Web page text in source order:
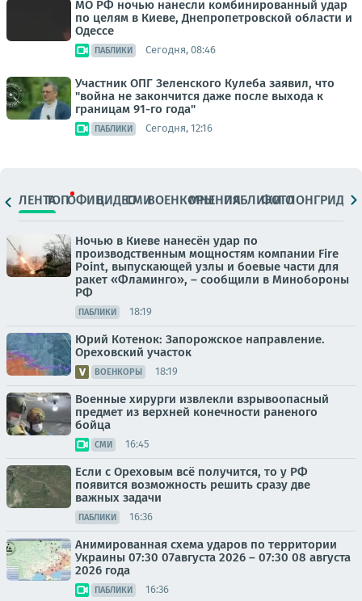
МО РФ ночью нанесли комбинированный удар
по целям в Киеве, Днепропетровской области и
Одессе
ПАБЛИКИ Сегодня, 08:46
Участник ОПГ Зеленского Кулеба заявил, что
"война не закончится даже после выхода к
границам 91-го года"
ПАБЛИКИ Сегодня, 12:16
ЛЕНТАТОПОФИЦ.ВИДЕОСМИВОЕНКОРЫМНЕНИЯПАБЛИКИ
ФОТОЛОНГРИДЫ
Ночью в Киеве нанесён удар по
производственным мощностям компании Fire
Point, выпускающей узлы и боевые части для
ракет «Фламинго», – сообщили в Минобороны
РФ
ПАБЛИКИ 18:19
Юрий Котенок: Запорожское направление.
Ореховский участок
ВОЕНКОРЫ 18:19
Военные хирурги извлекли взрывоопасный
предмет из верхней конечности раненого
бойца
СМИ 16:45
Если с Ореховым всё получится, то у РФ
появится возможность решить сразу две
важных задачи
ПАБЛИКИ 16:36
Анимированная схема ударов по территории
Украины 07:30 07августа 2026 – 07:30 08 августа
2026 года
ПАБЛИКИ 16:36